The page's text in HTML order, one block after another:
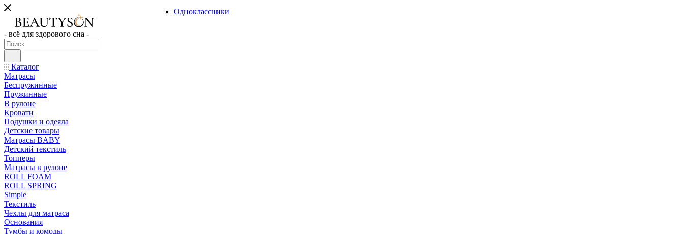
- всё для здорового сна -
Каталог
Матрасы
Беспружинные
Пружинные
В рулоне
Кровати
Подушки и одеяла
Детские товары
Матрасы BABY
Детский текстиль
Топперы
Матрасы в рулоне
ROLL FOAM
ROLL SPRING
Simple
Текстиль
Чехлы для матраса
Основания
Тумбы и комоды
Одноклассники